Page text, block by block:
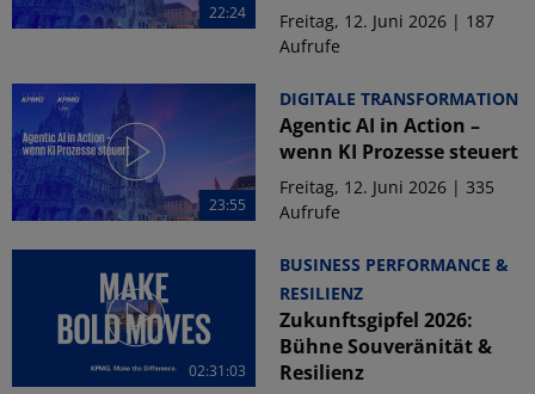
22:24
Freitag, 12. Juni 2026 | 187
Aufrufe
23:55
DIGITALE TRANSFORMATION
Agentic AI in Action –
wenn KI Prozesse steuert
Freitag, 12. Juni 2026 | 335
Aufrufe
02:31:03
BUSINESS PERFORMANCE &
RESILIENZ
Zukunftsgipfel 2026:
Bühne Souveränität &
Resilienz